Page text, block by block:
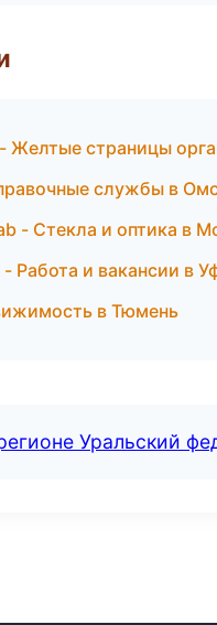
Желтые страницы
службы в
- Стекла и оптика в
Работа и вакансии в
в Тюмень
Уральский